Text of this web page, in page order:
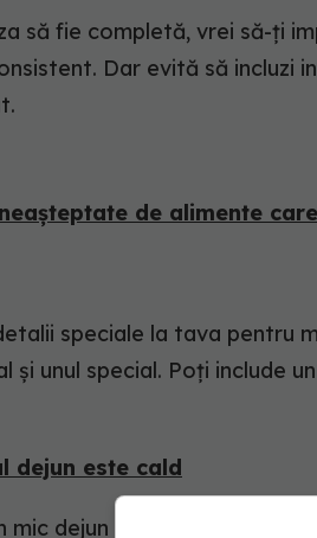
să fie completă, vrei să-ți
Dar evită să incluzi
de alimente
speciale la tava pentru
și unul special. Poți include
dejun este cald
mic dejun apetisant în pat